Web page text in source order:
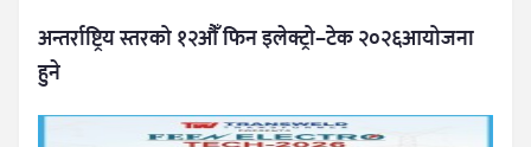
अन्तर्राष्ट्रिय स्तरको १२औँ फिन इलेक्ट्रो–टेक २०२६आयोजना
हुने